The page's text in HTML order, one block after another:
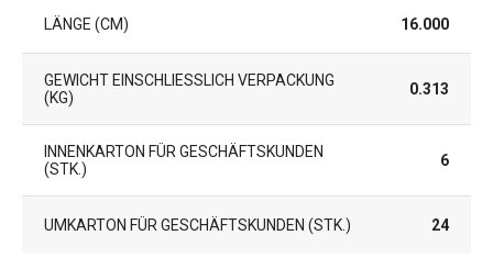
LÄNGE (CM) 16.000
GEWICHT EINSCHLIESSLICH VERPACKUNG (
KG)
0.313
INNENKARTON FÜR GESCHÄFTSKUNDEN
(STK.)
6
UMKARTON FÜR GESCHÄFTSKUNDEN (STK.) 24